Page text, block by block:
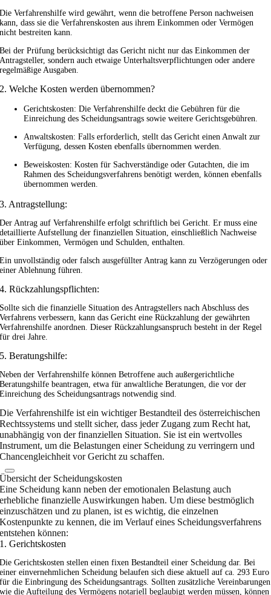
Die Verfahrenshilfe wird gewährt, wenn die betroffene Person nachweisen
kann, dass sie die Verfahrenskosten aus ihrem Einkommen oder Vermögen
nicht bestreiten kann.
Bei der Prüfung berücksichtigt das Gericht nicht nur das Einkommen der
Antragsteller, sondern auch etwaige Unterhaltsverpflichtungen oder andere
regelmäßige Ausgaben.
2. Welche Kosten werden übernommen?
Gerichtskosten: Die Verfahrenshilfe deckt die Gebühren für die
Einreichung des Scheidungsantrags sowie weitere Gerichtsgebühren.
Anwaltskosten: Falls erforderlich, stellt das Gericht einen Anwalt zur
Verfügung, dessen Kosten ebenfalls übernommen werden.
Beweiskosten: Kosten für Sachverständige oder Gutachten, die im
Rahmen des Scheidungsverfahrens benötigt werden, können ebenfalls
übernommen werden.
3. Antragstellung:
Der Antrag auf Verfahrenshilfe erfolgt schriftlich bei Gericht. Er muss eine
detaillierte Aufstellung der finanziellen Situation, einschließlich Nachweise
über Einkommen, Vermögen und Schulden, enthalten.
Ein unvollständig oder falsch ausgefüllter Antrag kann zu Verzögerungen oder
einer Ablehnung führen.
4. Rückzahlungspflichten:
Sollte sich die finanzielle Situation des Antragstellers nach Abschluss des
Verfahrens verbessern, kann das Gericht eine Rückzahlung der gewährten
Verfahrenshilfe anordnen. Dieser Rückzahlungsanspruch besteht in der Regel
für drei Jahre.
5. Beratungshilfe:
Neben der Verfahrenshilfe können Betroffene auch außergerichtliche
Beratungshilfe beantragen, etwa für anwaltliche Beratungen, die vor der
Einreichung des Scheidungsantrags notwendig sind.
Die Verfahrenshilfe ist ein wichtiger Bestandteil des österreichischen
Rechtssystems und stellt sicher, dass jeder Zugang zum Recht hat,
unabhängig von der finanziellen Situation. Sie ist ein wertvolles
Instrument, um die Belastungen einer Scheidung zu verringern und
Chancengleichheit vor Gericht zu schaffen.
Übersicht der Scheidungskosten
Eine Scheidung kann neben der emotionalen Belastung auch
erhebliche finanzielle Auswirkungen haben. Um diese bestmöglich
einzuschätzen und zu planen, ist es wichtig, die einzelnen
Kostenpunkte zu kennen, die im Verlauf eines Scheidungsverfahrens
entstehen können:
1. Gerichtskosten
Die Gerichtskosten stellen einen fixen Bestandteil einer Scheidung dar. Bei
einer einvernehmlichen Scheidung belaufen sich diese aktuell auf ca. 293 Euro
für die Einbringung des Scheidungsantrags. Sollten zusätzliche Vereinbarungen
wie die Aufteilung des Vermögens notariell beglaubigt werden müssen, können